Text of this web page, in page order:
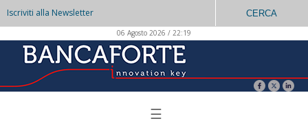
Iscriviti alla Newsletter CERCA
06 Agosto 2026 / 22:19
☰